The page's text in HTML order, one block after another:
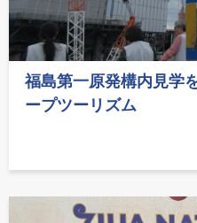
福島第一原発構内見学
ープツーリズム